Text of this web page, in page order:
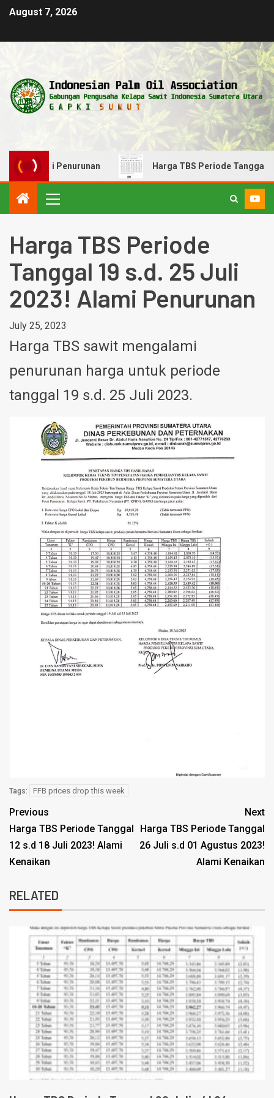
August 7, 2026
Alami Penurunan Harga TBS Periode Tanggal 22
Harga TBS Periode
Tanggal 19 s.d. 25 Juli
2023! Alami Penurunan
July 25, 2023
Harga TBS sawit mengalami
penurunan harga untuk periode
tanggal 19 s.d. 25 Juli 2023.
Tags: FFB prices drop this week
Previous
Harga TBS Periode Tanggal
12 s.d 18 Juli 2023! Alami
Kenaikan
Next
Harga TBS Periode Tanggal
26 Juli s.d 01 Agustus 2023!
Alami Kenaikan
RELATED